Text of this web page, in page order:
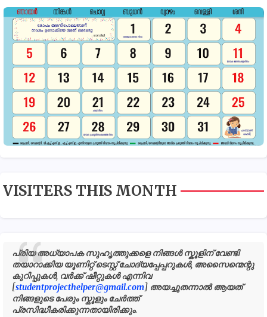
VISITERS THIS MONTH
പ്രിയ അധ്യാപക സുഹൃത്തുക്കളെ നിങ്ങൾ സ്കൂളിന് വേണ്ടി
തയാറാക്കിയ യൂണിറ്റ് ടെസ്റ്റ് ചോദ്യപ്പേപ്പറുകൾ, അസൈന്മെന്റു
കുറിപ്പുകൾ, വർക്ക് ഷീറ്റുകൾ എന്നിവ
[studentprojecthelper@gmail.com] അയച്ചുതന്നാൽ ആയത്
നിങ്ങളുടെ പേരും സ്കൂളും ചേർത്ത്
പ്രസിദ്ധീകരിക്കുന്നതായിരിക്കും.